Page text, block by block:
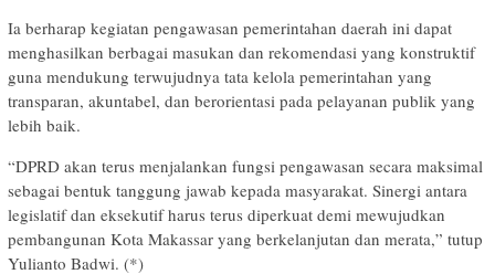
Ia berharap kegiatan pengawasan pemerintahan daerah ini dapat
menghasilkan berbagai masukan dan rekomendasi yang konstruktif
guna mendukung terwujudnya tata kelola pemerintahan yang
transparan, akuntabel, dan berorientasi pada pelayanan publik yang
lebih baik.
“DPRD akan terus menjalankan fungsi pengawasan secara maksimal
sebagai bentuk tanggung jawab kepada masyarakat. Sinergi antara
legislatif dan eksekutif harus terus diperkuat demi mewujudkan
pembangunan Kota Makassar yang berkelanjutan dan merata,” tutup
Yulianto Badwi. (*)